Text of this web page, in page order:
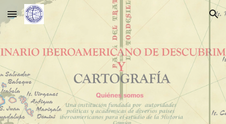
Skip to main content Skip to navigation